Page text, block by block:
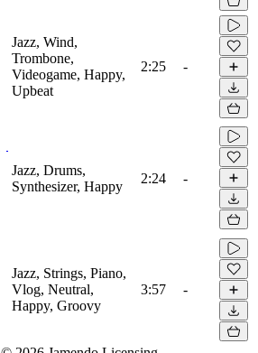
Jazz, Wind,
Trombone,
Videogame, Happy,
Upbeat
2:25 -
Jazz, Drums,
Synthesizer, Happy
2:24 -
Jazz, Strings, Piano,
Vlog, Neutral,
Happy, Groovy
3:57 -